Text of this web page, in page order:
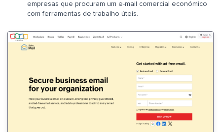
empresas que procuram um e-mail comercial económico
com ferramentas de trabalho úteis.